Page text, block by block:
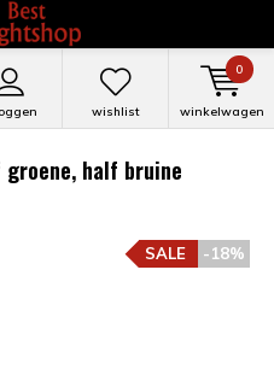
wishlist winkelwagen
0
half bruine
-18%
SALE